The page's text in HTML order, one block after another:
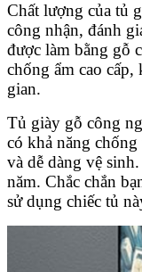
Chất lượng của tủ
công nhận, đánh
được làm bằng gỗ
chống ẩm cao cấp,
gian.
Tủ giày gỗ công
có khả năng
và dễ dàng vệ
năm. Chắc chắn
sử dụng chiếc tủ